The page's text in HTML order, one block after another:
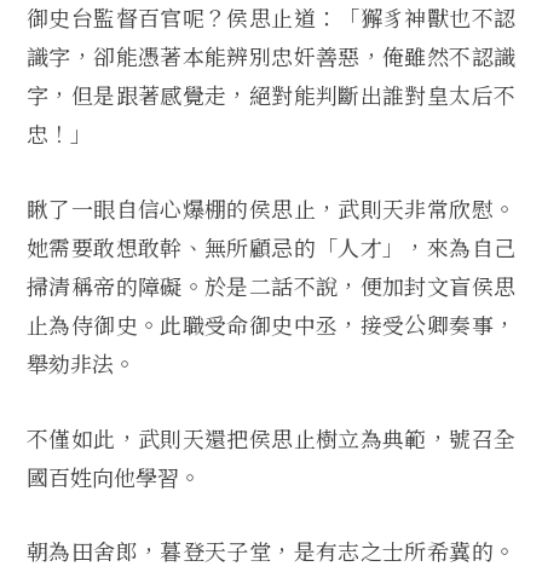
御史台監督百官呢？侯思止道：「獬豸神獸也不認
識字，卻能憑著本能辨別忠奸善惡，俺雖然不認識
字，但是跟著感覺走，絕對能判斷出誰對皇太后不
忠！」
瞅了一眼自信心爆棚的侯思止，武則天非常欣慰。
她需要敢想敢幹、無所顧忌的「人才」，來為自己
掃清稱帝的障礙。於是二話不說，便加封文盲侯思
止為侍御史。此職受命御史中丞，接受公卿奏事，
舉劾非法。
不僅如此，武則天還把侯思止樹立為典範，號召全
國百姓向他學習。
朝為田舍郎，暮登天子堂，是有志之士所希冀的。